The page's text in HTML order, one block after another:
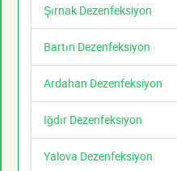
Şırnak Dezenfeksiyon
Bartın Dezenfeksiyon
Ardahan Dezenfeksiyon
Iğdır Dezenfeksiyon
Yalova Dezenfeksiyon